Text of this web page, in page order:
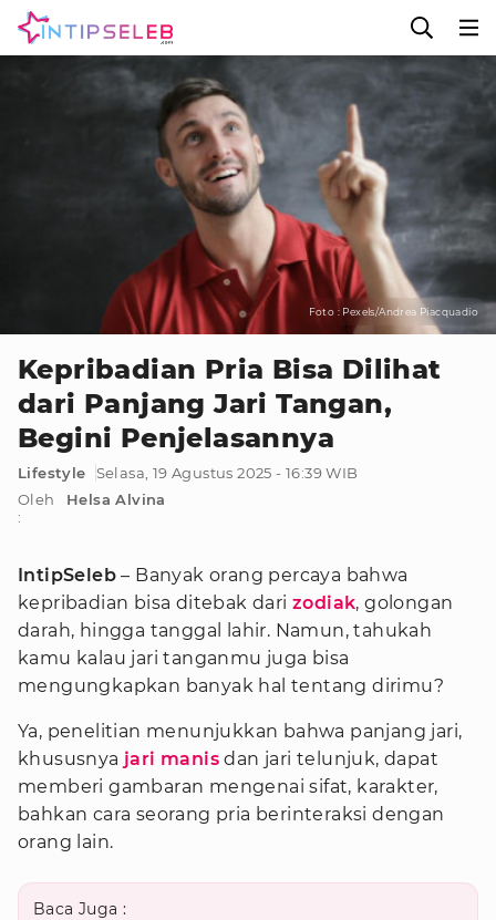
Foto : Pexels/Andrea Piacquadio
Kepribadian Pria Bisa Dilihat
dari Panjang Jari Tangan,
Begini Penjelasannya
Lifestyle
Selasa, 19 Agustus 2025 - 16:39 WIB
Oleh
:
Helsa Alvina
IntipSeleb – Banyak orang percaya bahwa
kepribadian bisa ditebak dari zodiak, golongan
darah, hingga tanggal lahir. Namun, tahukah
kamu kalau jari tanganmu juga bisa
mengungkapkan banyak hal tentang dirimu?
Ya, penelitian menunjukkan bahwa panjang jari,
khususnya jari manis dan jari telunjuk, dapat
memberi gambaran mengenai sifat, karakter,
bahkan cara seorang pria berinteraksi dengan
orang lain.
Baca Juga :